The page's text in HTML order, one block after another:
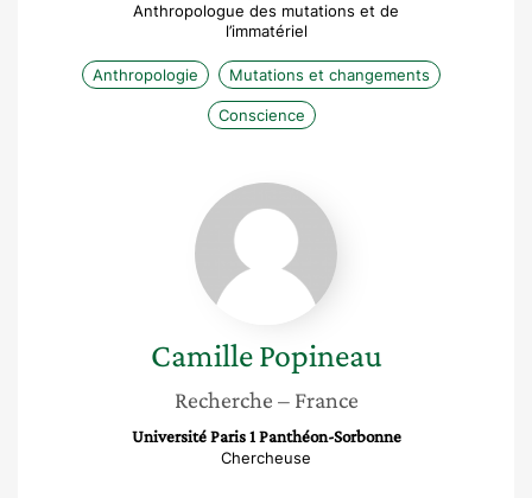
Anthropologue des mutations et de
l’immatériel
Anthropologie Mutations et changements
Conscience
Camille
Popineau
Camille Popineau
Recherche – France
Université Paris 1 Panthéon-Sorbonne
Chercheuse